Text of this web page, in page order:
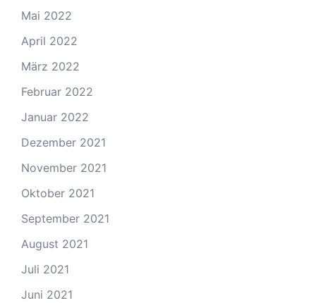
Mai 2022
April 2022
März 2022
Februar 2022
Januar 2022
Dezember 2021
November 2021
Oktober 2021
September 2021
August 2021
Juli 2021
Juni 2021